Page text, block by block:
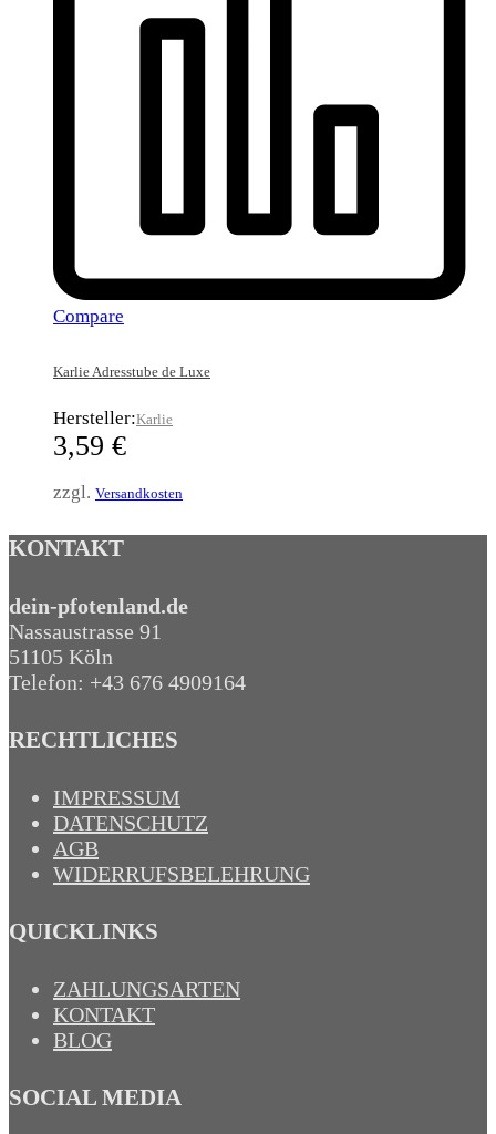
Compare
Karlie Adresstube de Luxe
Hersteller:Karlie
3,59 €
zzgl. Versandkosten
KONTAKT
dein-pfotenland.de
Nassaustrasse 91
51105 Köln
Telefon: +43 676 4909164‬
RECHTLICHES
IMPRESSUM
DATENSCHUTZ
AGB
WIDERRUFSBELEHRUNG
QUICKLINKS
ZAHLUNGSARTEN
KONTAKT
BLOG
SOCIAL MEDIA